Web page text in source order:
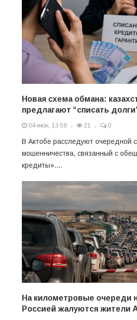
Новая схема обмана:
предлагают “списать
04-июн, 13:59 21 0
В Актобе расследуют очередной
мошенничества, связанный с
кредиты»....
На километровые очереди
Россией жалуются жители